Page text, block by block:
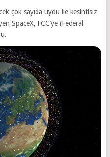
çok sayıda uydu ile kesintisiz
SpaceX, FCC’ye (Federal